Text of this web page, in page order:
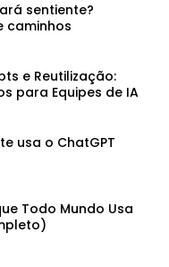
sentiente?
caminhos
e Reutilização:
para Equipes de IA
usa o ChatGPT
Todo Mundo Usa